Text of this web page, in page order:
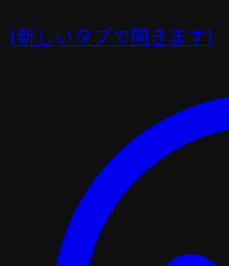
(新しいタブで開きます)